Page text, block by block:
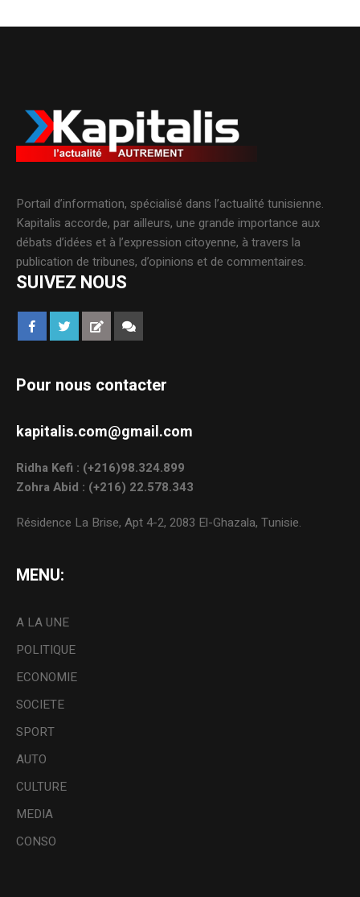
Portail d’information, spécialisé dans l’actualité tunisienne.
Kapitalis accorde, par ailleurs, une grande importance aux
débats d’idées et à l’expression citoyenne, à travers la
publication de tribunes, d’opinions et de commentaires.
SUIVEZ NOUS
Pour nous contacter
kapitalis.com@gmail.com
Ridha Kefi : (+216)98.324.899
Zohra Abid : (+216) 22.578.343
Résidence La Brise, Apt 4-2, 2083 El-Ghazala, Tunisie.
MENU:
A LA UNE
POLITIQUE
ECONOMIE
SOCIETE
SPORT
AUTO
CULTURE
MEDIA
CONSO